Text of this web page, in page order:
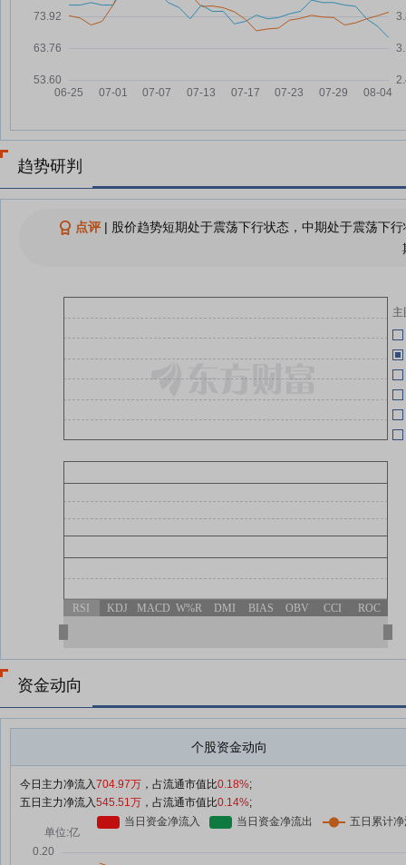
04-29
04-29
04-29
04-29
04-29
趋势研判
点评| 股价趋势短期处于震荡下行状态，中期处于震荡下
主
RSI KDJ MACD W%R DMI BIAS OBV CCI ROC
资金动向
个股资金动向
今日主力净流入704.97万 ，占流通市值比0.18%;
五日主力净流入545.51万 ，占流通市值比0.14%;